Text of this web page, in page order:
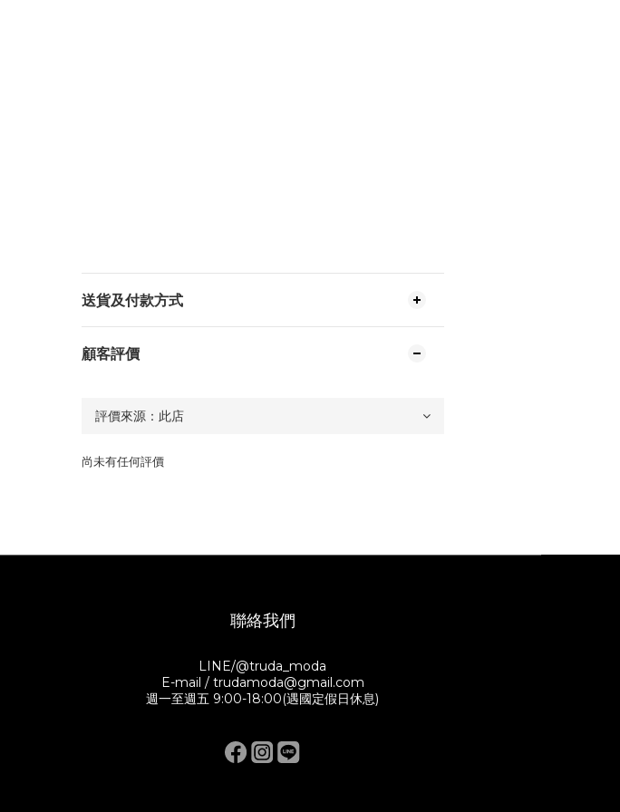
送貨及付款方式
顧客評價
尚未有任何評價
聯絡我們
LINE/@truda_moda
E-mail / trudamoda@gmail.com
週一至週五 9:00-18:00(遇國定假日休息)